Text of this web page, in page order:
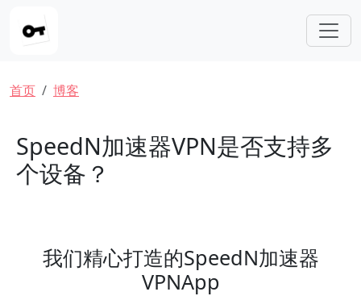
面包屑
首页 博客
SpeedN加速器VPN是否支持多
个设备？
我们精心打造的SpeedN加速器
VPNApp